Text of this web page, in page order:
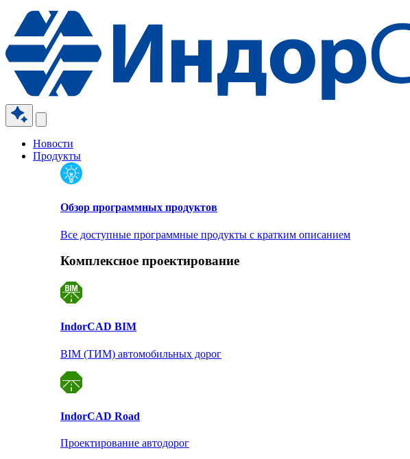
Новости
Продукты
Обзор программных продуктов
Все доступные программные продукты с кратким описанием
Комплексное проектирование
IndorCAD BIM
BIM (ТИМ) автомобильных дорог
IndorCAD Road
Проектирование автодорог